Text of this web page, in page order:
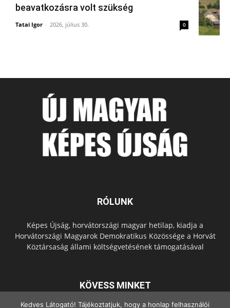
beavatkozásra volt szükség
Tatai Igor - 2026, július 30. 0
RÓLUNK
Képes Újság, horvátországi magyar hetilap, kiadja a
Horvátországi Magyarok Demokratikus Közössége a Horvát
Köztársaság állami költségvetésének támogatásával
KÖVESS MINKET
Kedves Látogató! Tájékoztatjuk, hogy a honlap felhasználói